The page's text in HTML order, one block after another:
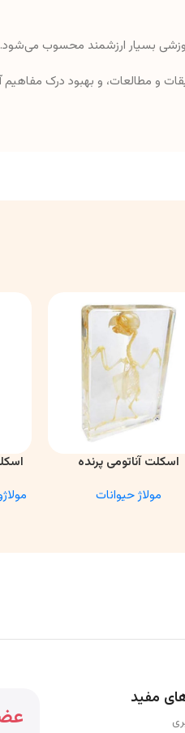
بسیار ارزشمند محسوب می‌شود.
و مطالعات، و بهبود درک مفاهیم
بیشتر
اسکلت آناتومی پرنده
مولاژ حیوانات
مفید